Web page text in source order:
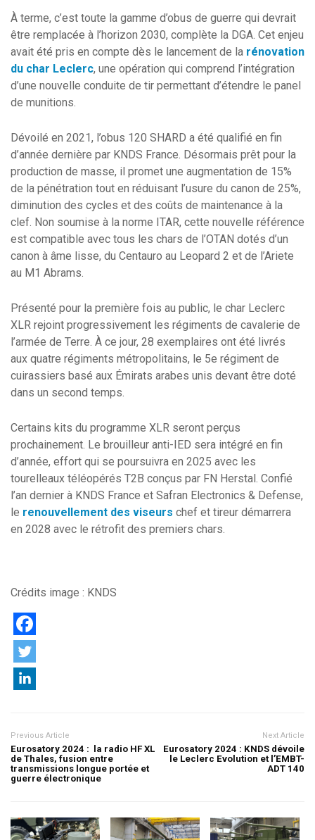
À terme, c’est toute la gamme d’obus de guerre qui devrait
être remplacée à l’horizon 2030, complète la DGA. Cet enjeu
avait été pris en compte dès le lancement de la rénovation
du char Leclerc, une opération qui comprend l’intégration
d’une nouvelle conduite de tir permettant d’étendre le panel
de munitions.
Dévoilé en 2021, l’obus 120 SHARD a été qualifié en fin
d’année dernière par KNDS France. Désormais prêt pour la
production de masse, il promet une augmentation de 15%
de la pénétration tout en réduisant l’usure du canon de 25%,
diminution des cycles et des coûts de maintenance à la
clef. Non soumise à la norme ITAR, cette nouvelle référence
est compatible avec tous les chars de l’OTAN dotés d’un
canon à âme lisse, du Centauro au Leopard 2 et de l’Ariete
au M1 Abrams.
Présenté pour la première fois au public, le char Leclerc
XLR rejoint progressivement les régiments de cavalerie de
l’armée de Terre. À ce jour, 28 exemplaires ont été livrés
aux quatre régiments métropolitains, le 5e régiment de
cuirassiers basé aux Émirats arabes unis devant être doté
dans un second temps.
Certains kits du programme XLR seront perçus
prochainement. Le brouilleur anti-IED sera intégré en fin
d’année, effort qui se poursuivra en 2025 avec les
tourelleaux téléopérés T2B conçus par FN Herstal. Confié
l’an dernier à KNDS France et Safran Electronics & Defense,
le renouvellement des viseurs chef et tireur démarrera
en 2028 avec le rétrofit des premiers chars.
Crédits image : KNDS
Previous Article
Eurosatory 2024 : la radio HF XL
de Thales, fusion entre
transmissions longue portée et
guerre électronique
Next Article
Eurosatory 2024 : KNDS dévoile
le Leclerc Evolution et l’EMBT-
ADT 140